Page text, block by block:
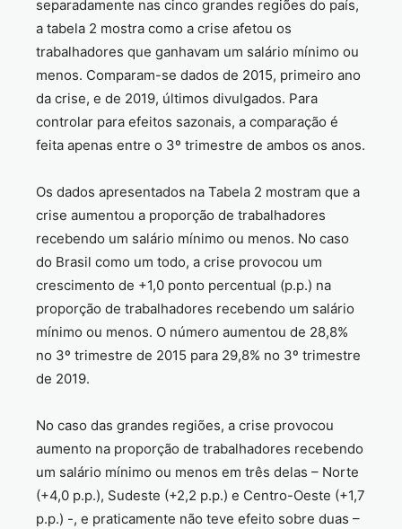
separadamente nas cinco grandes regiões do país,
a tabela 2 mostra como a crise afetou os
trabalhadores que ganhavam um salário mínimo ou
menos. Comparam-se dados de 2015, primeiro ano
da crise, e de 2019, últimos divulgados. Para
controlar para efeitos sazonais, a comparação é
feita apenas entre o 3º trimestre de ambos os anos.
Os dados apresentados na Tabela 2 mostram que a
crise aumentou a proporção de trabalhadores
recebendo um salário mínimo ou menos. No caso
do Brasil como um todo, a crise provocou um
crescimento de +1,0 ponto percentual (p.p.) na
proporção de trabalhadores recebendo um salário
mínimo ou menos. O número aumentou de 28,8%
no 3º trimestre de 2015 para 29,8% no 3º trimestre
de 2019.
No caso das grandes regiões, a crise provocou
aumento na proporção de trabalhadores recebendo
um salário mínimo ou menos em três delas – Norte
(+4,0 p.p.), Sudeste (+2,2 p.p.) e Centro-Oeste (+1,7
p.p.) -, e praticamente não teve efeito sobre duas –